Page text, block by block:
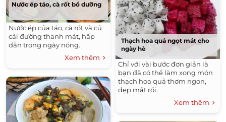
Nước ép táo, cà rốt bổ dưỡng
Nước ép của táo, cà rốt và củ
cải đường thanh mát, hấp
dẫn trong ngày nóng.
Xem thêm
Thạch hoa quả ngọt mát cho
ngày hè
Chỉ với vài bước đơn giản là
bạn đã có thể làm xong món
thạch hoa quả thơm ngon,
đẹp mắt rồi.
Xem thêm